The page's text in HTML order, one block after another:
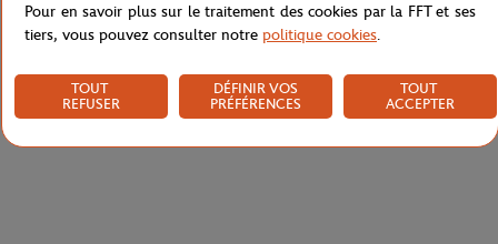
Pour en savoir plus sur le traitement des cookies par la FFT et ses
tiers, vous pouvez consulter notre politique cookies.
TOUT
REFUSER
DÉFINIR VOS
PRÉFÉRENCES
TOUT
ACCEPTER